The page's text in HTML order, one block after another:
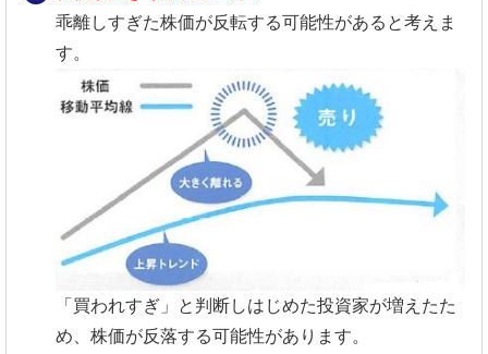
乖離しすぎた株価が反転する可能性があると考えま
す。
「買われすぎ」と判断しはじめた投資家が増えたた
め、株価が反落する可能性があります。